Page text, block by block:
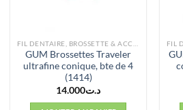
GUM Brossettes Traveler
ultrafine conique, bte de 4
(1414)
د.ت14.000